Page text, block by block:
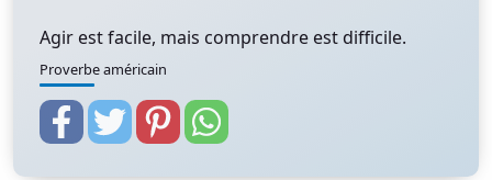
Agir est facile, mais comprendre est difficile.
Proverbe américain